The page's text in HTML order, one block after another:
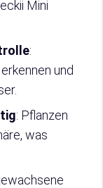
Mini
:
und
: Pflanzen
was